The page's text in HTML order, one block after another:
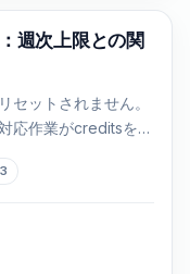
週次上限との関
セットされません。
応作業がcreditsを消
3